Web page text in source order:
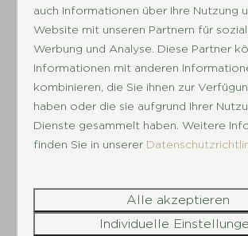
Parkplatz beim Ferienhaus
Terrasse
Garten
Sonnenschirm
Gartenmöbel
Parkeinrichtungen
Fahrradverleih
Spielplatz im Freien
Animation
Wählen Sie Ihre Präferenz während
Buchungsvorgangs aus (Schritt 1:
Ausstattungsmerkmale).
Zusätzliche
Succes Holidayparcs vermietet
ausschließlich zu Freizeitzwecken.
unseren Unterkünften
feststellen, dass Angestellte
werden (direkt oder über Dritte),
auch Informationen über Ihre Nutzung
Website mit unseren Partnern für
Werbung und Analyse. Diese Partner
Informationen mit anderen
kombinieren, die Sie ihnen zur
haben oder die sie aufgrund Ihrer
Dienste gesammelt haben. Weitere
finden Sie in unserer
Alle akzeptieren
Individuelle